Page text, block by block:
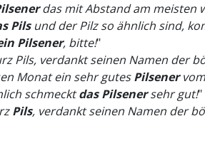
das mit Abstand am meisten
Pilsund der Pilz so ähnlich sind,
Pilsener, bitte!"
Pils, verdankt seinen Namen der
Monat ein sehr gutesPilsener
schmecktdas Pilsenersehr gut!"
Pils, verdankt seinen Namen der